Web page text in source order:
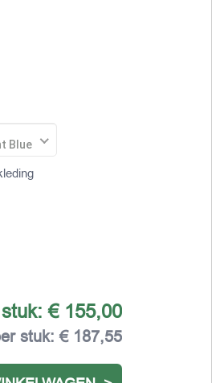
Blue
stuk:€ 155,00
stuk:€ 187,55